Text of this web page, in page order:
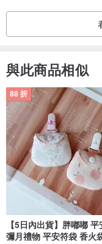
月經杯在使用數次之後
如果變色的情況令你感
1. 使用1比1份量的水和
小時，再用水徹底洗淨。
2. 將蘇打粉加水調成糊
洗淨。
以上方法均不會破壞月
月經杯對經期長短有影
月經杯並不會影響子宮
棉條原理是吸收陰道月
與此商品相似
88 折
【5日內出貨】胖嘟嘟
彌月禮物 平安符袋 香火